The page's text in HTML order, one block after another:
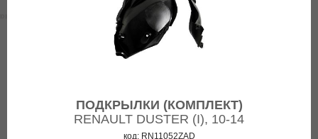
ПОДКРЫЛКИ (КОМПЛЕКТ)
RENAULT DUSTER (I), 10-14
код: RN11052ZAD